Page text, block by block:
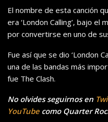
El nombre de esta canción
era ‘London Calling’, bajo
por convertirse en uno de
Fue así que se dio ‘London
una de las bandas más
fue The Clash.
No olvides seguirnos en
YouTubecomo Quarter